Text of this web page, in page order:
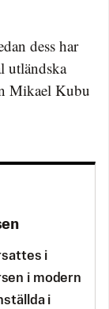
dess har
utländska
Mikael Kubu
i
i modern
i